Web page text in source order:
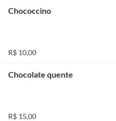
Chococcino
R$ 10,00
Chocolate quente
R$ 15,00